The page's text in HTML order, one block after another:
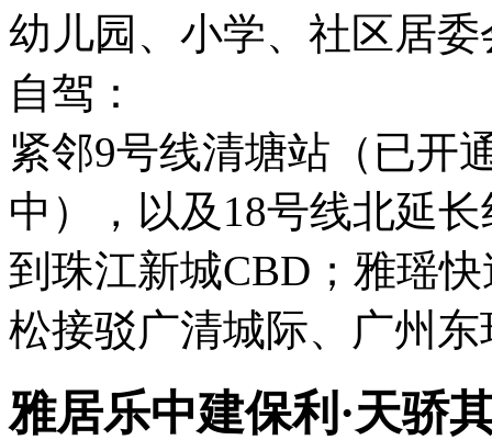
幼儿园、小学、社区居委
自驾：
紧邻9号线清塘站（已开
中），以及18号线北延
到珠江新城CBD；雅瑶
松接驳广清城际、广州
雅居乐中建保利·天骄